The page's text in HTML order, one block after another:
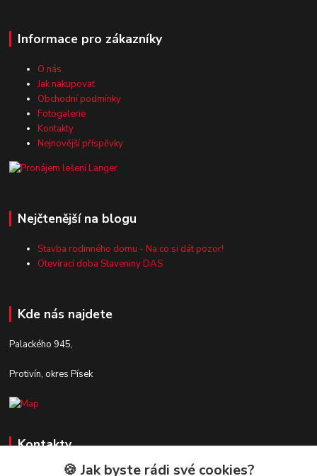
Informace pro zákazníky
O nás
Jak nakupovat
Obchodní podmínky
Fotogalerie
Kontakty
Nejnovější příspěvky
Nejčtenější na blogu
Stavba rodinného domu - Na co si dát pozor!
Otevírací doba Staveniny DAS
Kde nás najdete
Palackého 945,
Protivín, okres Písek
Kontakty
🍪 Jak byste rádi své cookies?